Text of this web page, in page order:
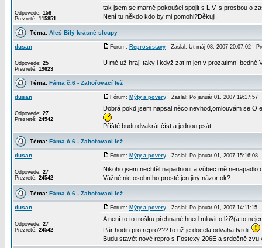
Odpovede: 158
Prezreté: 115851
tak jsem se marně pokoušel spojit s L.V. s prosbou o
Není tu někdo kdo by mi pomohl?Děkuji.
Téma: Aleš Bílý krásné sloupy
dusan
Odpovede: 25
Prezreté: 19623
Fórum: Reprosústavy Zaslal: Ut máj 08, 2007 20:07:02
U mě už hrají taky i když zatím jen v prozatimní
Téma: Fáma č.6 - Zahořovací lež
dusan
Odpovede: 27
Prezreté: 24542
Fórum: Mýty a povery Zaslal: Po január 01, 2007
Dobrá pokd jsem napsal něco nevhod,omlouvám
Příště budu dvakrát číst a jednou psát ...
Téma: Fáma č.6 - Zahořovací lež
dusan
Odpovede: 27
Prezreté: 24542
Fórum: Mýty a povery Zaslal: Po január 01, 2007
Nikoho jsem nechtěl napadnout a vůbec mě
Vážně nic osobního,prostě jen jiný názor ok?
Téma: Fáma č.6 - Zahořovací lež
dusan
Odpovede: 27
Prezreté: 24542
Fórum: Mýty a povery Zaslal: Po január 01, 2007
A není to to trošku přehnané,hned mluvit o lži?(a to
Pár hodin pro repro???To už je docela odvaha tvrdit
Budu stavět nové repro s Fostexy 206E a srdečně zvu